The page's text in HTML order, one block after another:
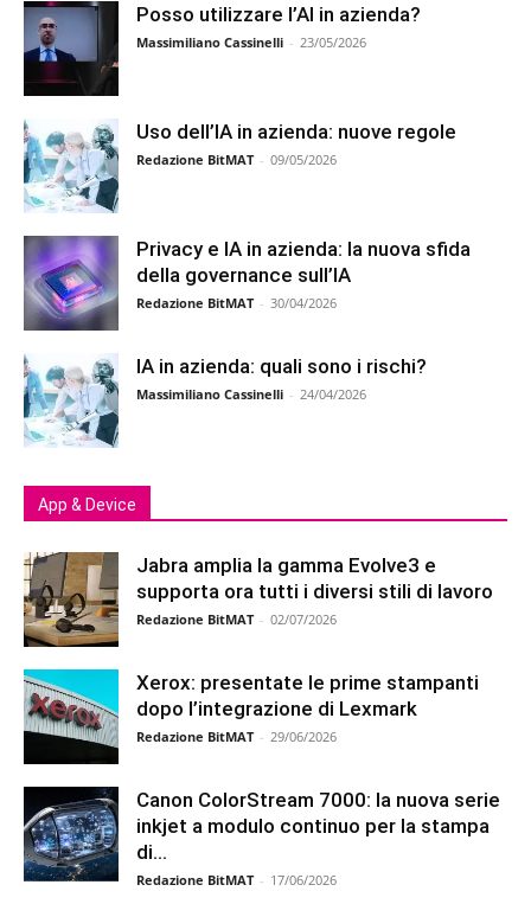
Posso utilizzare l’AI in azienda?
Massimiliano Cassinelli - 23/05/2026
Uso dell’IA in azienda: nuove regole
Redazione BitMAT - 09/05/2026
Privacy e IA in azienda: la nuova sfida
della governance sull’IA
Redazione BitMAT - 30/04/2026
IA in azienda: quali sono i rischi?
Massimiliano Cassinelli - 24/04/2026
App & Device
Jabra amplia la gamma Evolve3 e
supporta ora tutti i diversi stili di lavoro
Redazione BitMAT - 02/07/2026
Xerox: presentate le prime stampanti
dopo l’integrazione di Lexmark
Redazione BitMAT - 29/06/2026
Canon ColorStream 7000: la nuova serie
inkjet a modulo continuo per la stampa
di...
Redazione BitMAT - 17/06/2026